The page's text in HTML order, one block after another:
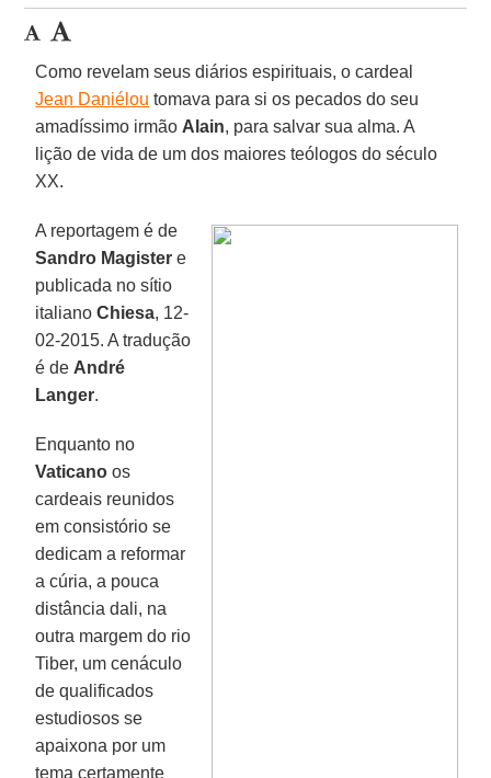
Como revelam seus diários espirituais, o cardeal
Jean Daniélou tomava para si os pecados do seu
amadíssimo irmão Alain, para salvar sua alma. A
lição de vida de um dos maiores teólogos do século
XX.
A reportagem é de
Sandro Magister e
publicada no sítio
italianoChiesa, 12-
02-2015. A tradução
é de André
Langer.
Enquanto no
Vaticano os
cardeais reunidos
em consistório se
dedicam a reformar
a cúria, a pouca
distância dali, na
outra margem do rio
Tiber, um cenáculo
de qualificados
estudiosos se
apaixona por um
tema certamente